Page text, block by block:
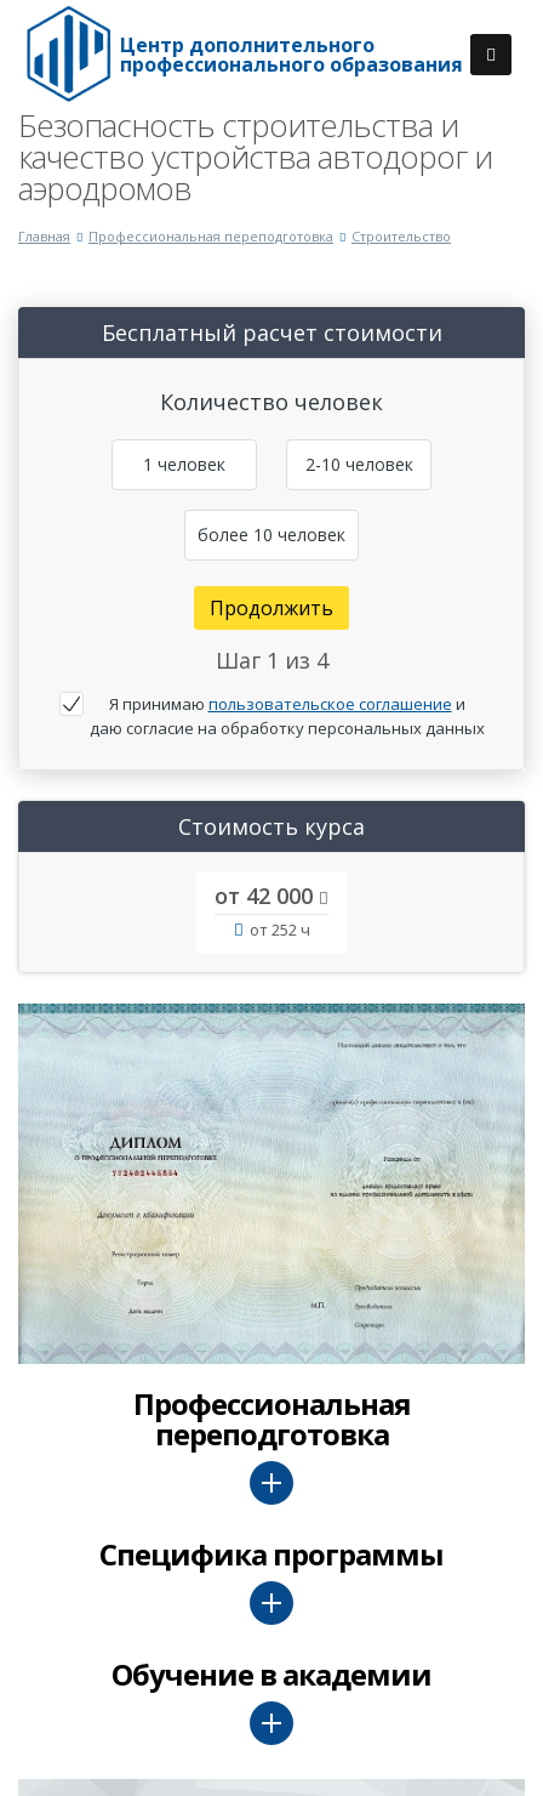
Центр дополнительного
профессионального образования
Безопасность строительства и
качество устройства автодорог и
аэродромов
Главная Профессиональная переподготовка Строительство
Бесплатный расчет стоимости
Количество человек
1 человек 2-10 человек
более 10 человек
Продолжить
Шаг 1 из 4
Я принимаю пользовательское соглашение и
даю согласие на обработку персональных данных
Стоимость курса
от 42 000
от 252 ч
Профессиональная
переподготовка
Специфика программы
Обучение в академии